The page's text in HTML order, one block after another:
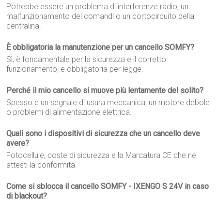
Potrebbe essere un problema di interferenze radio, un
malfunzionamento dei comandi o un cortocircuito della
centralina.
È obbligatoria la manutenzione per un cancello SOMFY?
Sì, è fondamentale per la sicurezza e il corretto
funzionamento, e obbligatoria per legge.
Perché il mio cancello si muove più lentamente del solito?
Spesso è un segnale di usura meccanica, un motore debole
o problemi di alimentazione elettrica.
Quali sono i dispositivi di sicurezza che un cancello deve
avere?
Fotocellule, coste di sicurezza e la Marcatura CE che ne
attesti la conformità.
Come si sblocca il cancello SOMFY - IXENGO S 24V in caso
di blackout?